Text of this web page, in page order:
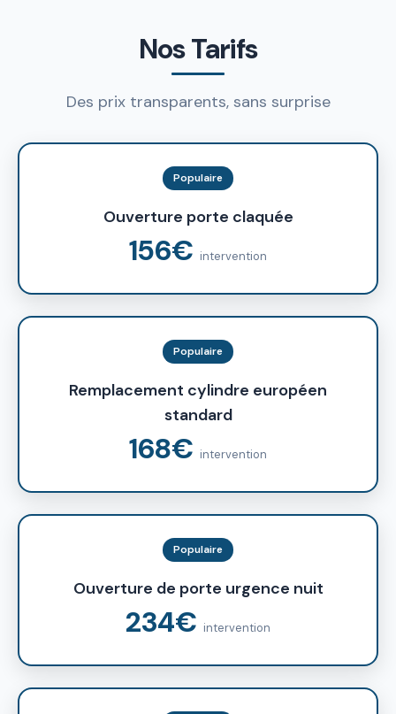
Nos Tarifs
Des prix transparents, sans surprise
Populaire
Ouverture porte claquée
156€ intervention
Populaire
Remplacement cylindre européen
standard
168€ intervention
Populaire
Ouverture de porte urgence nuit
234€ intervention